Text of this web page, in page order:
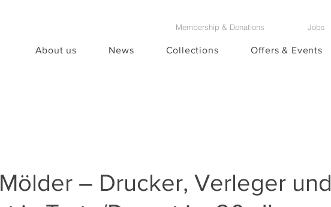
Jobs
About us News Collections Offers & Events
Membership & Donations
– Drucker, Verleger und